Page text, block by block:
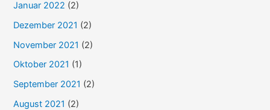
Januar 2022 (2)
Dezember 2021 (2)
November 2021 (2)
Oktober 2021 (1)
September 2021 (2)
August 2021 (2)